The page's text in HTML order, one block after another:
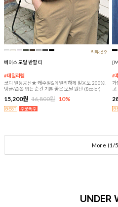
리뷰:69
베이스 모달 반팔 티
#데일리템
코디 일등공신★ 캐주얼&데일리하게 활용도 200%!
탱글/쫀쫀 입는 순간 기분 좋은 모달 원단 (8color)
15,200원 16,800원 10%
#
가
고
More (1 /5
UNDER